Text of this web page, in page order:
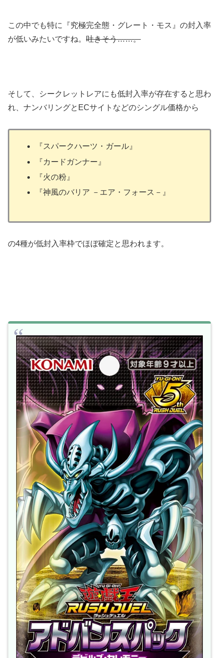
この中でも特に『究極完全態・グレート・モス』の封入率
が低いみたいですね。 吐きそう……。
そして、シークレットレアにも低封入率が存在すると思わ
れ、ナンバリングとECサイトなどのシングル価格から
『スパークハーツ・ガール』
『カードガンナー』
『火の粉』
『神風のバリア －エア・フォース－』
の4種が低封入率枠でほぼ確定と思われます。